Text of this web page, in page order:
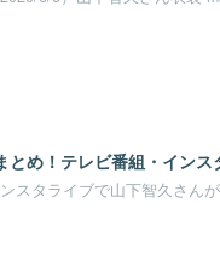
とめ！テレビ番組・イン
スタライブで山下智久さん